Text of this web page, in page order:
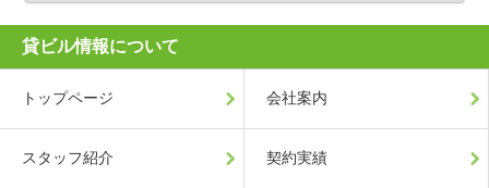
貸ビル情報について
トップページ 会社案内
スタッフ紹介 契約実績